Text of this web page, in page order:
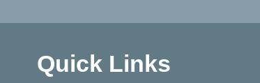
Quick Links